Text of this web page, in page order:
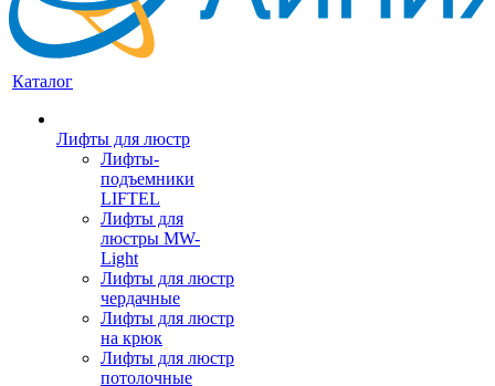
Каталог
Лифты для люстр
Лифты-
подъемники
LIFTEL
Лифты для
люстры MW-
Light
Лифты для люстр
чердачные
Лифты для люстр
на крюк
Лифты для люстр
потолочные